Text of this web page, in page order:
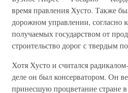
время правления Хусто. Также
дорожном управлении, согласно
получаемых государством от
строительство дорог с твердым
Хотя Хусто и считался
деле он был консерватором. Он
принесшую процветание стране